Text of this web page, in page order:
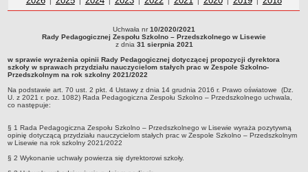
Regulaminy
Kontrole Zewnętrzne
Dokumenty wewnętrzne
Zamówieia publiczne
Oferty pracy
Oświadczenie majątkowe
Finanse
roku
Uchwała nr 10/2020/2021Rady Pedagogicznej Zespołu Szkolno – Przedszkolnego
w Lisewie z dnia 31 sierpnia 2021w sprawie wyrażenia opinii Rady Pedagogicznej
stałych prac w Zespole Szkolno-Przedszkolnym na rok szkolny 2021/2022Na
podstawie art. 70 ust. 2 pkt. 4 Ustawy z dnia 14 grudnia 2016 r. Prawo oświatowe
(Dz. U. z 2021 r. poz. 1082) Rada Pedagogiczna Zespołu Szkolno – Przedszkolnego
Uchwała nr10/2020/2021
Rady Pedagogicznej Zespołu Szkolno – Przedszkolnego w Lisewie
z dnia 31 sierpnia 2021
w sprawie wyrażenia opinii Rady Pedagogicznej dotyczącej propozycji dyrektora
szkoły w sprawach przydziału nauczycielom stałych prac w Zespole Szkolno-
Przedszkolnym na rok szkolny 2021/2022
Na podstawie art. 70 ust. 2 pkt. 4 Ustawy z dnia 14 grudnia 2016 r. Prawo oświatowe (Dz.
U. z 2021 r. poz. 1082) Rada Pedagogiczna Zespołu Szkolno – Przedszkolnego uchwala,
co następuje:
§ 1 Rada Pedagogiczna Zespołu Szkolno – Przedszkolnego w Lisewie wyraża pozytywną
opinię dotyczącą przydziału nauczycielom stałych prac w Zespole Szkolno – Przedszkolnym
w Lisewie na rok szkolny 2021/2022
§ 2 Wykonanie uchwały powierza się dyrektorowi szkoły.